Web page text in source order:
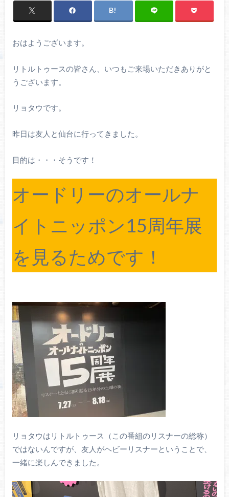
おはようございます。
リトルトゥースの皆さん、いつもご来場いただきありがと
うございます。
リョタウです。
昨日は友人と仙台に行ってきました。
目的は・・・そうです！
オードリーのオールナ
イトニッポン15周年展
を見るためです！
リョタウはリトルトゥース（この番組のリスナーの総称）
ではないんですが、友人がヘビーリスナーということで、
一緒に楽しんできました。